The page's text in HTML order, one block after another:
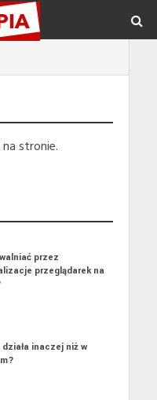
stronie.
przez
przeglądarek na
inaczej niż w